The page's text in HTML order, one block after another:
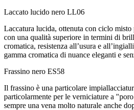
Laccato lucido nero LL06
Laccatura lucida, ottenuta con ciclo
con una qualità superiore in termini di
cromatica, resistenza all’usura e
gamma cromatica di nuance eleganti e
Frassino nero ES58
Il frassino è una particolare
particolarmente per le verniciature a
sempre una vena molto naturale anche